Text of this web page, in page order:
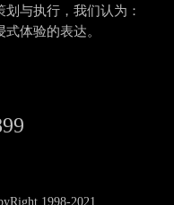
与执行，我们认为：
体验的表达。
1998-2021